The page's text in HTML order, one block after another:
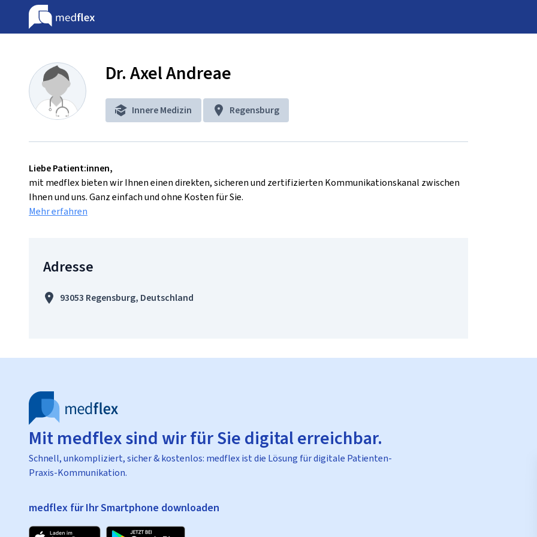
Dr. Axel Andreae
Innere Medizin Regensburg
Liebe Patient:innen,
mit medflex bieten wir Ihnen einen direkten, sicheren und zertifizierten Kommunikationskanal zwischen
Ihnen und uns. Ganz einfach und ohne Kosten für Sie.
Mehr erfahren
Adresse
93053 Regensburg, Deutschland
Mit medflex sind wir für Sie digital erreichbar.
Schnell, unkompliziert, sicher & kostenlos: medflex ist die Lösung für digitale Patienten-
Praxis-Kommunikation.
medflex für Ihr Smartphone downloaden